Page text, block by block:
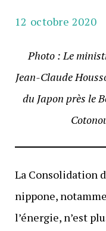
12 octobre 2020
Photo : Le
Jean-Claude
du Japon près le
La Consolidation
nippone,
l’énergie, n’est